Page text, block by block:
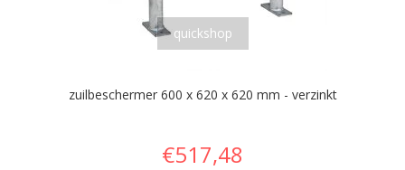
quickshop
zuilbeschermer 600 x 620 x 620 mm - verzinkt
€517,48